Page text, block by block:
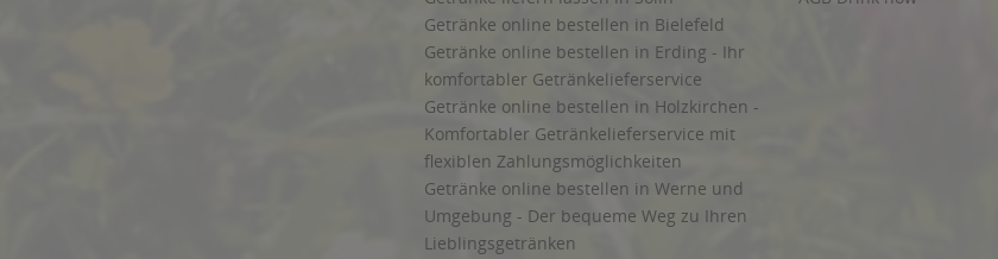
Getränke online bestellen in Bielefeld
Getränke online bestellen in Erding - Ihr
komfortabler Getränkelieferservice
Getränke online bestellen in Holzkirchen -
Komfortabler Getränkelieferservice mit
flexiblen Zahlungsmöglichkeiten
Getränke online bestellen in Werne und
Umgebung - Der bequeme Weg zu Ihren
Lieblingsgetränken